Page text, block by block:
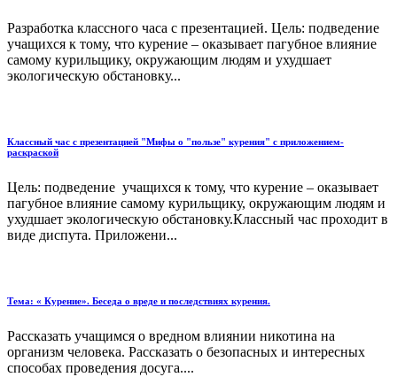
Разработка классного часа с презентацией. Цель: подведение
учащихся к тому, что курение – оказывает пагубное влияние
самому курильщику, окружающим людям и ухудшает
экологическую обстановку...
Классный час с презентацией "Мифы о "пользе" курения" с приложением-
раскраской
Цель: подведение учащихся к тому, что курение – оказывает
пагубное влияние самому курильщику, окружающим людям и
ухудшает экологическую обстановку.Классный час проходит в
виде диспута. Приложени...
Тема: « Курение». Беседа о вреде и последствиях курения.
Рассказать учащимся о вредном влиянии никотина на
организм человека. Рассказать о безопасных и интересных
способах проведения досуга....